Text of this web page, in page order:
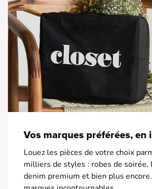
Vos marques préférées, en
Louez les pièces de votre choix
milliers de styles : robes de soirée,
denim premium et bien plus